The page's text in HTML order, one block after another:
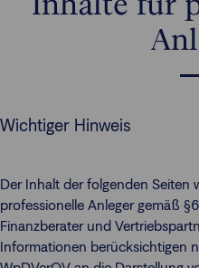
Wichtiger Hinweis
Der Inhalt der folgenden Seiten
professionelle Anleger gemäß
Finanzberater und
Informationen berücksichtigen